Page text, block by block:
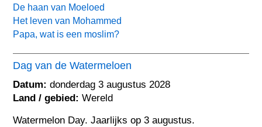
De haan van Moeloed
Het leven van Mohammed
Papa, wat is een moslim?
Dag van de Watermeloen
Datum: donderdag 3 augustus 2028
Land / gebied: Wereld
Watermelon Day. Jaarlijks op 3 augustus.